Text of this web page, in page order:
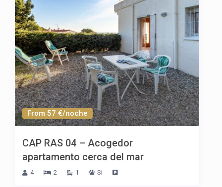
From 57 €/noche
CAP RAS 04 – Acogedor
apartamento cerca del mar
4 2 1 Si